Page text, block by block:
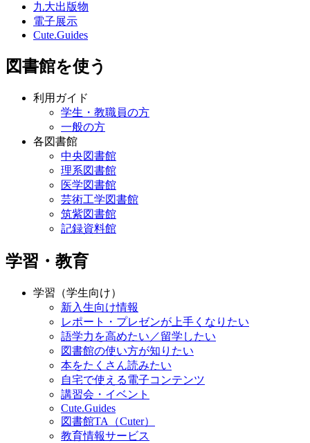
九大出版物
電子展示
Cute.Guides
図書館を使う
利用ガイド
学生・教職員の方
一般の方
各図書館
中央図書館
理系図書館
医学図書館
芸術工学図書館
筑紫図書館
記録資料館
学習・教育
学習（学生向け）
新入生向け情報
レポート・プレゼンが上手くなりたい
語学力を高めたい／留学したい
図書館の使い方が知りたい
本をたくさん読みたい
自宅で使える電子コンテンツ
講習会・イベント
Cute.Guides
図書館TA（Cuter）
教育情報サービス